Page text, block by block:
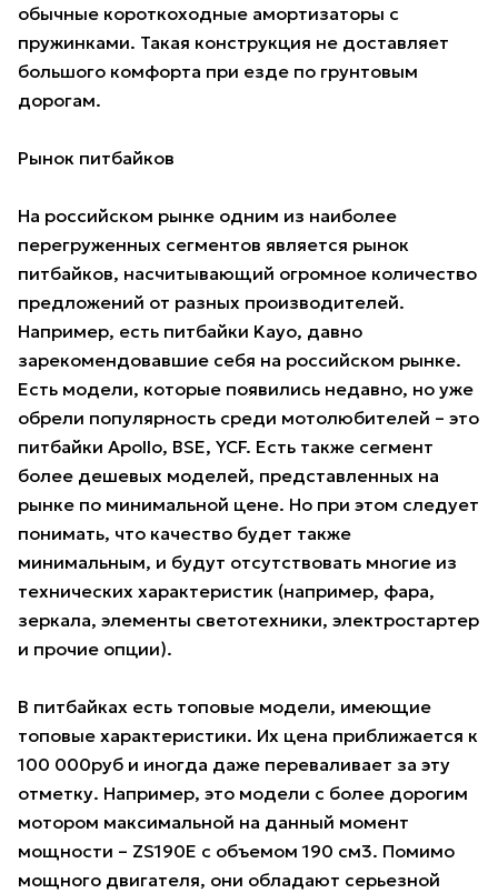
обычные короткоходные амортизаторы с
пружинками. Такая конструкция не доставляет
большого комфорта при езде по грунтовым
дорогам.
Рынок питбайков
На российском рынке одним из наиболее
перегруженных сегментов является рынок
питбайков, насчитывающий огромное количество
предложений от разных производителей.
Например, есть питбайки Kayo, давно
зарекомендовавшие себя на российском рынке.
Есть модели, которые появились недавно, но уже
обрели популярность среди мотолюбителей – это
питбайки Apollo, BSE, YCF. Есть также сегмент
более дешевых моделей, представленных на
рынке по минимальной цене. Но при этом следует
понимать, что качество будет также
минимальным, и будут отсутствовать многие из
технических характеристик (например, фара,
зеркала, элементы светотехники, электростартер
и прочие опции).
В питбайках есть топовые модели, имеющие
топовые характеристики. Их цена приближается к
100 000руб и иногда даже переваливает за эту
отметку. Например, это модели с более дорогим
мотором максимальной на данный момент
мощности – ZS190E с объемом 190 см3. Помимо
мощного двигателя, они обладают серьезной